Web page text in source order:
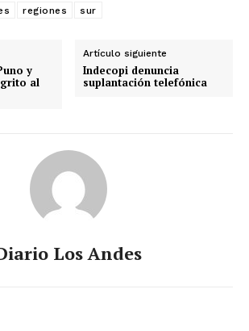
regiones sur
y
al
Artículo siguiente
Indecopi denuncia
suplantación telefónica
Los Andes